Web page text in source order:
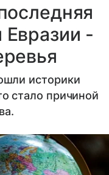
Евразии -
историки
стало причиной